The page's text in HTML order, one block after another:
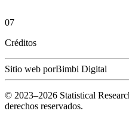
07
Créditos
Sitio web porBimbi Digital
© 2023–2026 Statistical
derechos reservados.